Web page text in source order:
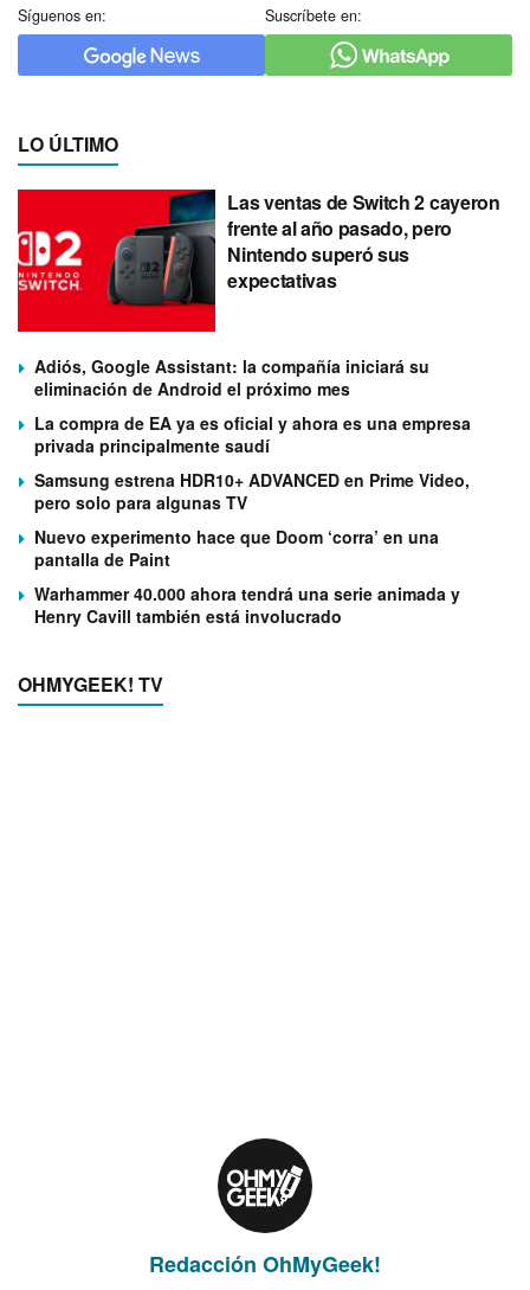
Síguenos en: Suscríbete en:
LO ÚLTIMO
Las ventas de Switch 2 cayeron
frente al año pasado, pero
Nintendo superó sus
expectativas
Adiós, Google Assistant: la compañía iniciará su
eliminación de Android el próximo mes
La compra de EA ya es oficial y ahora es una empresa
privada principalmente saudí
Samsung estrena HDR10+ ADVANCED en Prime Video,
pero solo para algunas TV
Nuevo experimento hace que Doom ‘corra’ en una
pantalla de Paint
Warhammer 40.000 ahora tendrá una serie animada y
Henry Cavill también está involucrado
OHMYGEEK! TV
Redacción OhMyGeek!